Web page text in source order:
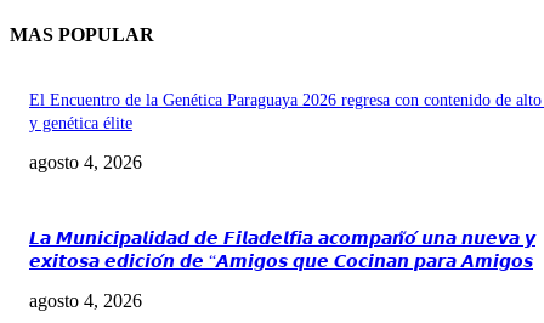
MAS POPULAR
El Encuentro de la Genética Paraguaya 2026 regresa con contenido de
y genética élite
agosto 4, 2026
𝙇𝙖 𝙈𝙪𝙣𝙞𝙘𝙞𝙥𝙖𝙡𝙞𝙙𝙖𝙙 𝙙𝙚 𝙁𝙞𝙡𝙖𝙙𝙚𝙡𝙛𝙞𝙖 𝙖𝙘𝙤𝙢𝙥𝙖𝙣̃𝙤́ 𝙪𝙣𝙖 𝙣𝙪𝙚𝙫𝙖 𝙮
𝙚𝙭𝙞𝙩𝙤𝙨𝙖 𝙚𝙙𝙞𝙘𝙞𝙤́𝙣 𝙙𝙚 “𝘼𝙢𝙞𝙜𝙤𝙨 𝙦𝙪𝙚 𝘾𝙤𝙘𝙞𝙣𝙖𝙣 𝙥𝙖𝙧𝙖 𝘼𝙢𝙞𝙜𝙤𝙨
agosto 4, 2026